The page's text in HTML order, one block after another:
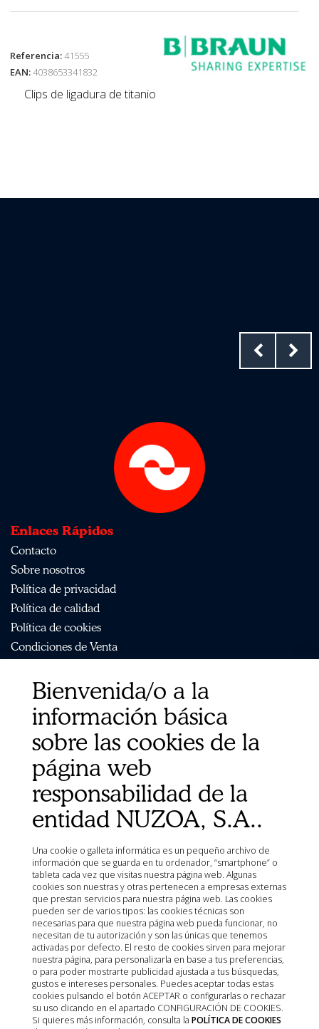
Referencia:41555
EAN:4038653341832
Clips de ligadura de titanio
Enlaces Rápidos
Contacto
Sobre nosotros
Política de privacidad
Política de calidad
Política de cookies
Condiciones de Venta
Mapa del sitio
Organismos
Ambiente (MAPA)
Sanitarios (AEMPS)
veterinarios CIMAVET
Bienvenida/o a la
información básica
sobre las cookies de la
página web
responsabilidad de la
entidad NUZOA, S.A..
Una cookie o galleta informática es un pequeño archivo de
información que se guarda en tu ordenador, “smartphone” o
tableta cada vez que visitas nuestra página web. Algunas
cookies son nuestras y otras pertenecen a empresas externas
que prestan servicios para nuestra página web. Las cookies
pueden ser de varios tipos: las cookies técnicas son
necesarias para que nuestra página web pueda funcionar, no
necesitan de tu autorización y son las únicas que tenemos
activadas por defecto. El resto de cookies sirven para mejorar
nuestra página, para personalizarla en base a tus preferencias,
o para poder mostrarte publicidad ajustada a tus búsquedas,
gustos e intereses personales. Puedes aceptar todas estas
cookies pulsando el botón ACEPTAR o configurarlas o rechazar
su uso clicando en el apartado CONFIGURACIÓN DE COOKIES.
Si quieres más información, consulta la POLÍTICA DE COOKIES